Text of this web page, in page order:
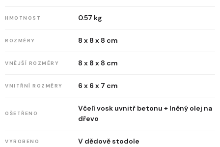
HMOTNOST 0.57 kg
ROZMĚRY 8 x 8 x 8 cm
VNĚJŠÍ ROZMĚRY 8 x 8 x 8 cm
VNITŘNÍ ROZMĚRY 6 x 6 x 7 cm
OŠETŘENO
Včelí vosk uvnitř betonu + lněný olej na
dřevo
VYROBENO V dědově stodole